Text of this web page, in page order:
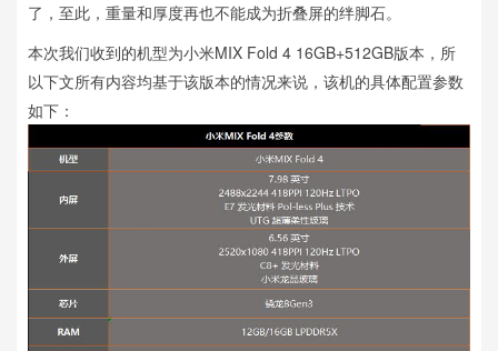
了，至此，重量和厚度再也不能成为折叠屏的绊脚石。
本次我们收到的机型为小米MIX Fold 4 16GB+512GB版本，所
以下文所有内容均基于该版本的情况来说，该机的具体配置参数
如下：